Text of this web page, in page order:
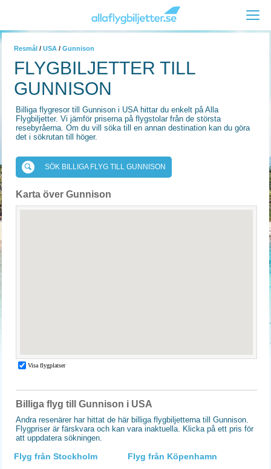
Resmål / USA / Gunnison
FLYGBILJETTER TILL
GUNNISON
Billiga flygresor till Gunnison i USA hittar du enkelt på Alla
Flygbiljetter. Vi jämför priserna på flygstolar från de största
resebyråerna. Om du vill söka till en annan destination kan du göra
det i sökrutan till höger.
SÖK BILLIGA FLYG TILL GUNNISON
Karta över Gunnison
Billiga flyg till Gunnison i USA
Andra resenärer har hittat de här billiga flygbiljetterna till Gunnison.
Flygpriser är färskvara och kan vara inaktuella. Klicka på ett pris för
att uppdatera sökningen.
Flyg från Stockholm Flyg från Köpenhamn